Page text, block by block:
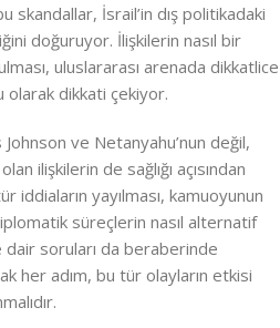
skandallar, İsrail’in dış politikadaki
doğuruyor. İlişkilerin nasıl bir
uluslararası arenada dikkatlice
dikkati çekiyor.
ve Netanyahu’nun değil,
ilişkilerin de sağlığı açısından
yayılması, kamuoyunun
süreçlerin nasıl alternatif
soruları da beraberinde
her adım, bu tür olayların etkisi